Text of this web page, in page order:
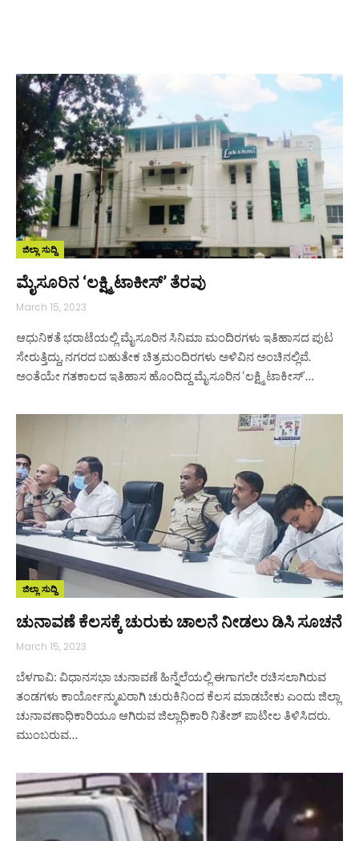
ಜಿಲ್ಲಾ ಸುದ್ದಿ
ಮೈಸೂರಿನ ‘ಲಕ್ಷ್ಮಿ ಟಾಕೀಸ್’ ತೆರವು
March 15, 2023
ಆಧುನಿಕತೆ ಭರಾಟೆಯಲ್ಲಿ ಮೈಸೂರಿನ ಸಿನಿಮಾ ಮಂದಿರಗಳು ಇತಿಹಾಸದ ಪುಟ
ಸೇರುತ್ತಿದ್ದು, ನಗರದ ಬಹುತೇಕ ಚಿತ್ರಮಂದಿರಗಳು ಅಳಿವಿನ ಅಂಚಿನಲ್ಲಿವೆ.
ಅಂತೆಯೇ ಗತಕಾಲದ ಇತಿಹಾಸ ಹೊಂದಿದ್ದ ಮೈಸೂರಿನ ‘ಲಕ್ಷ್ಮಿ ಟಾಕೀಸ್’…
ಜಿಲ್ಲಾ ಸುದ್ದಿ
ಚುನಾವಣೆ ಕೆಲಸಕ್ಕೆ ಚುರುಕು ಚಾಲನೆ ನೀಡಲು ಡಿಸಿ ಸೂಚನೆ
March 15, 2023
ಬೆಳಗಾವಿ: ವಿಧಾನಸಭಾ ಚುನಾವಣೆ ಹಿನ್ನೆಲೆಯಲ್ಲಿ ಈಗಾಗಲೇ ರಚಿಸಲಾಗಿರುವ
ತಂಡಗಳು ಕಾರ್ಯೋನ್ಮುಖರಾಗಿ ಚುರುಕಿನಿಂದ ಕೆಲಸ ಮಾಡಬೇಕು ಎಂದು ಜಿಲ್ಲಾ
ಚುನಾವಣಾಧಿಕಾರಿಯೂ ಆಗಿರುವ ಜಿಲ್ಲಾಧಿಕಾರಿ ನಿತೇಶ್ ಪಾಟೀಲ ತಿಳಿಸಿದರು.
ಮುಂಬರುವ…